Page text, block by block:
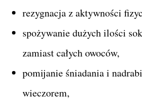
rezygnacja z aktywności
spożywanie dużych ilości
zamiast całych owoców,
pomijanie śniadania i
wieczorem,